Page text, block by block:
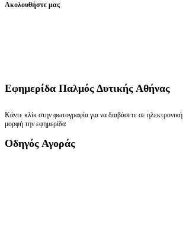
Ακολουθήστε μας
Εφημερίδα Παλμός Δυτικής Αθήνας
Κάντε κλίκ στην φωτογραφία για να διαβάσετε σε ηλεκτρονική
μορφή την εφημερίδα
Οδηγός Αγοράς